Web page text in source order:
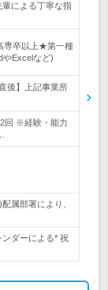
による丁寧な指
専卒以上★第一種
Excelなど)
後】上記事業所
2回 ※経験・能力
属部署により、
ダーによる* 祝